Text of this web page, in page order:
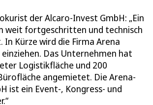
der Alcaro-Invest GmbH: „Ein
weit fortgeschritten und technisch
Kürze wird die Firma Arena
Das Unternehmen hat
Logistikfläche und 200
angemietet. Die Arena-
ist ein Event-, Kongress- und